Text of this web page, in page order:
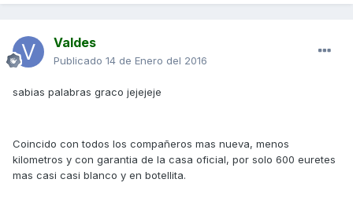
Valdes
Publicado 14 de Enero del 2016
sabias palabras graco jejejeje
Coincido con todos los compañeros mas nueva, menos
kilometros y con garantia de la casa oficial, por solo 600 euretes
mas casi casi blanco y en botellita.